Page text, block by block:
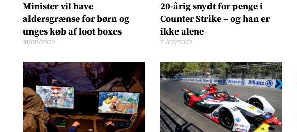
Minister vil have
aldersgrænse for børn og
unges køb af loot boxes
31/08/2022
20-årig snydt for penge i
Counter Strike – og han er
ikke alene
21/02/2022